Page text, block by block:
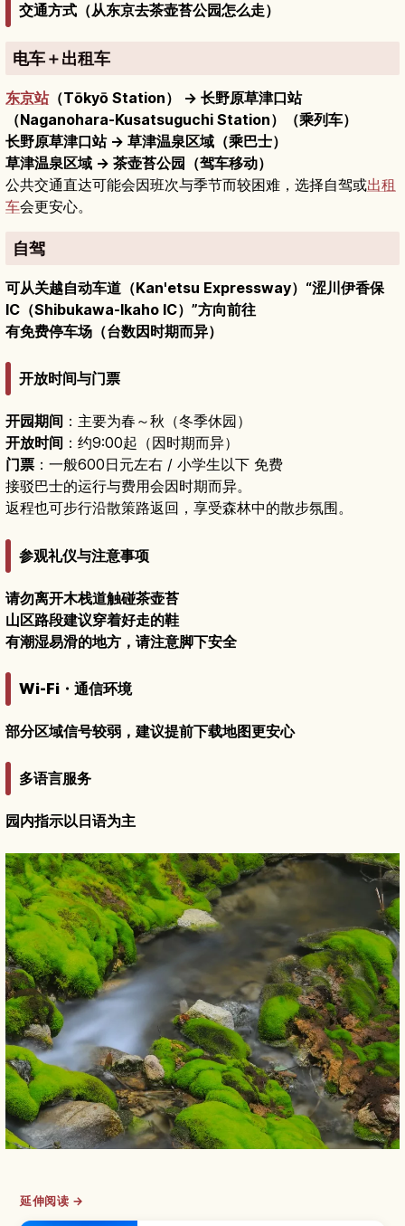
交通方式（从东京去茶壶苔公园怎么走）
电车＋出租车
东京站（Tōkyō Station） → 长野原草津口站
（Naganohara-Kusatsuguchi Station）（乘列车）
长野原草津口站 → 草津温泉区域（乘巴士）
草津温泉区域 → 茶壶苔公园（驾车移动）
公共交通直达可能会因班次与季节而较困难，选择自驾或出租
车会更安心。
自驾
可从关越自动车道（Kan'etsu Expressway）“涩川伊香保
IC（Shibukawa-Ikaho IC）”方向前往
有免费停车场（台数因时期而异）
开放时间与门票
开园期间 ：主要为春～秋（冬季休园）
开放时间 ：约9:00起（因时期而异）
门票 ：一般600日元左右 / 小学生以下 免费
接驳巴士的运行与费用会因时期而异。
返程也可步行沿散策路返回，享受森林中的散步氛围。
参观礼仪与注意事项
请勿离开木栈道触碰茶壶苔
山区路段建议穿着好走的鞋
有潮湿易滑的地方，请注意脚下安全
Wi-Fi・通信环境
部分区域信号较弱，建议提前下载地图更安心
多语言服务
园内指示以日语为主
延伸阅读 →